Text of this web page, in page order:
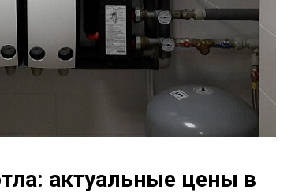
актуальные цены в